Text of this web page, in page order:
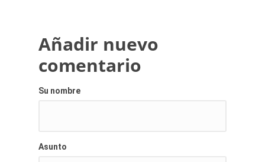
Añadir nuevo
comentario
Su nombre
Asunto